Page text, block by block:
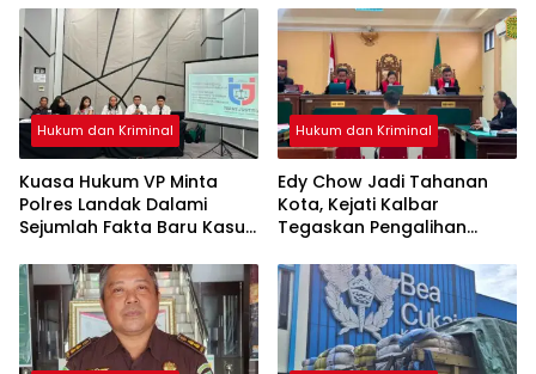
Kuku
Hukum dan Kriminal
Kuasa Hukum VP Minta
Polres Landak Dalami
Sejumlah Fakta Baru Kasus
Hukum dan Kriminal
Edy Chow Jadi Tahanan
Kota, Kejati Kalbar
Tegaskan Pengalihan
Hakim